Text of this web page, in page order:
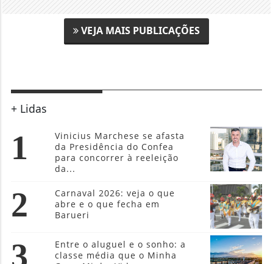
VEJA MAIS PUBLICAÇÕES
+ Lidas
1
Vinicius Marchese se afasta
da Presidência do Confea
para concorrer à reeleição
da...
2
Carnaval 2026: veja o que
abre e o que fecha em
Barueri
3
Entre o aluguel e o sonho: a
classe média que o Minha